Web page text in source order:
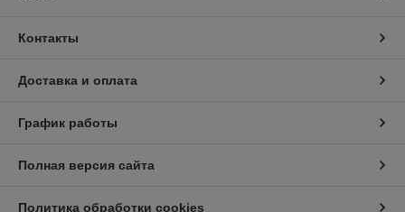
Контакты
Доставка и оплата
График работы
Полная версия сайта
Политика обработки cookies